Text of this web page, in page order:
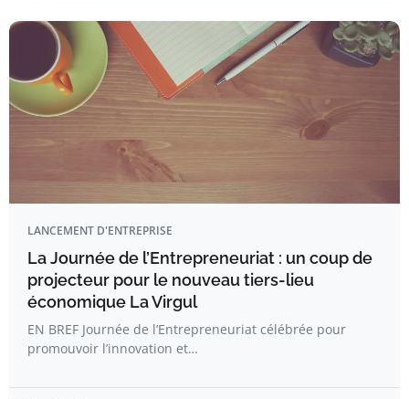
LANCEMENT D'ENTREPRISE
La Journée de l’Entrepreneuriat : un coup de
projecteur pour le nouveau tiers-lieu
économique La Virgul
EN BREF Journée de l’Entrepreneuriat célébrée pour
promouvoir l’innovation et…